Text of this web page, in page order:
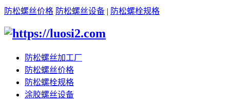
防松螺丝价格 防松螺丝设备 | 防松螺栓规格
防松螺丝加工厂
防松螺丝价格
防松螺栓规格
涂胶螺丝设备